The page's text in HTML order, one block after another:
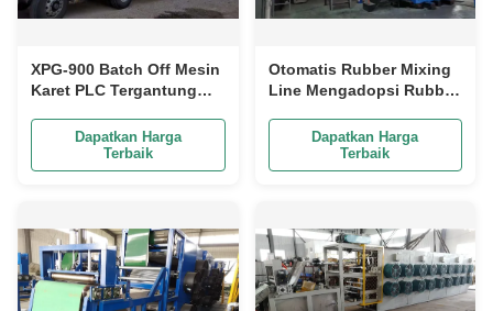
XPG-900 Batch Off Mesin
Karet PLC Tergantung
Lembaran Karet
Dapatkan Harga
Terbaik
Otomatis Rubber Mixing
Line Mengadopsi Rubber
Dan Batching Auxiliary
Dapatkan Harga
Terbaik